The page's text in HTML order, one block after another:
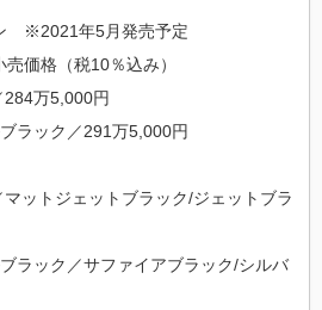
※2021年5月発売予定
価格（税10％込み）
284万5,000円
ラック／291万5,000円
ットジェットブラック/ジェットブラ
ラック／サファイアブラック/シルバ